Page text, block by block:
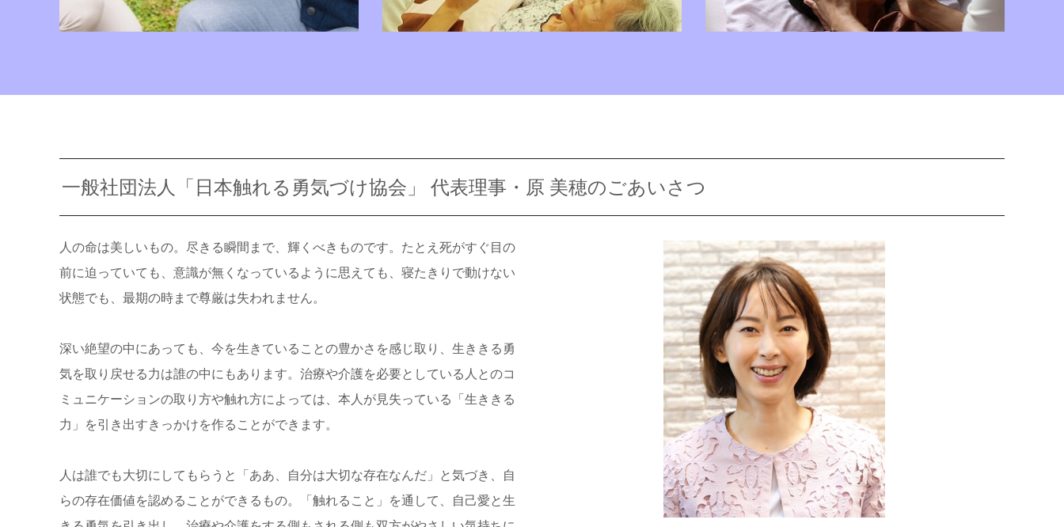
一般社団法人「日本触れる勇気づけ協会」 代表理事・原 美穂のごあいさつ
人の命は美しいもの。尽きる瞬間まで、輝くべきものです。たとえ死がすぐ目の
前に迫っていても、意識が無くなっているように思えても、寝たきりで動けない
状態でも、最期の時まで尊厳は失われません。
深い絶望の中にあっても、今を生きていることの豊かさを感じ取り、生ききる勇
気を取り戻せる力は誰の中にもあります。治療や介護を必要としている人とのコ
ミュニケーションの取り方や触れ方によっては、本人が見失っている「生ききる
力」を引き出すきっかけを作ることができます。
人は誰でも大切にしてもらうと「ああ、自分は大切な存在なんだ」と気づき、自
らの存在価値を認めることができるもの。「触れること」を通して、自己愛と生